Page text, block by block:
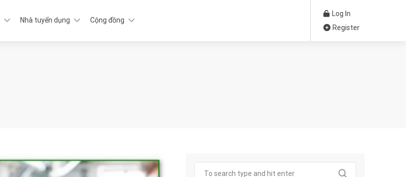
Nhà tuyển dụng Cộng đồng
Log In
Register